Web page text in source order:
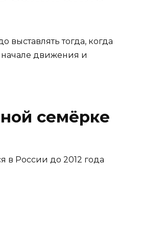
выставлять тогда, когда
начале движения и
семёрке
в России до 2012 года